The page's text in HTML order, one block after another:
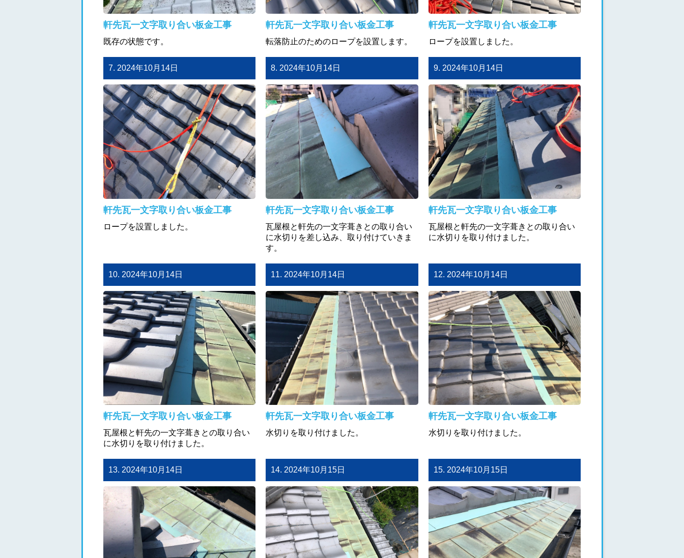
軒先瓦一文字取り合い板金工事
既存の状態です。
軒先瓦一文字取り合い板金工事
転落防止のためのロープを設置します。
軒先瓦一文字取り合い板金工事
ロープを設置しました。
7. 2024年10月14日
軒先瓦一文字取り合い板金工事
ロープを設置しました。
8. 2024年10月14日
軒先瓦一文字取り合い板金工事
瓦屋根と軒先の一文字葺きとの取り合い
に水切りを差し込み、取り付けていきま
す。
9. 2024年10月14日
軒先瓦一文字取り合い板金工事
瓦屋根と軒先の一文字葺きとの取り合い
に水切りを取り付けました。
10. 2024年10月14日
軒先瓦一文字取り合い板金工事
瓦屋根と軒先の一文字葺きとの取り合い
に水切りを取り付けました。
11. 2024年10月14日
軒先瓦一文字取り合い板金工事
水切りを取り付けました。
12. 2024年10月14日
軒先瓦一文字取り合い板金工事
水切りを取り付けました。
13. 2024年10月14日 14. 2024年10月15日 15. 2024年10月15日